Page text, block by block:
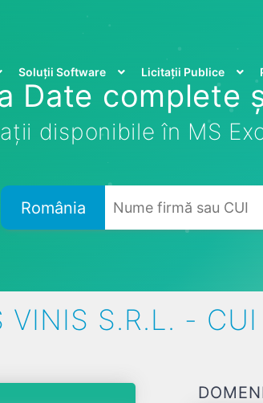
Soluții Software Licitații Publice
Date complete
disponibile în MS
România
VINIS S.R.L. -